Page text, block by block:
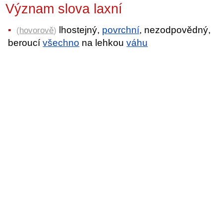
Význam slova laxní
(hovorově) lhostejný, povrchní, nezodpovědný,
beroucívšechno na lehkouváhu